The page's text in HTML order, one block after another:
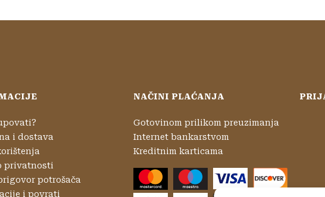
i dostava
privatnosti
potrošača
i povrati
NAČINI PLAĆANJA
Gotovinom prilikom preuzimanja
Internet bankarstvom
Kreditnim karticama